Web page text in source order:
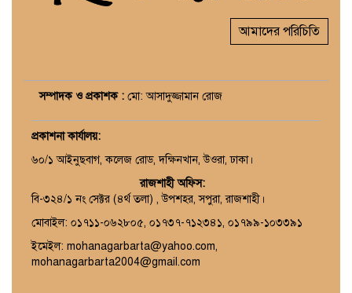
আমাদের পরিচিতি
সম্পাদক ও প্রকাশক : মো: আসাদুজ্জামান রোজ
প্রকাশনা কার্যালয়:
৬০/১ আইনুছবাগ, কলেজ রোড, দক্ষিনখান, উওরা, ঢাকা।
রাজশাহী অফিস:
বি-৩২৪/১ নং সেক্টর (৪র্থ তলা) , উপশহর, সপুরা, রাজশাহী।
মোবাইল: ০১৭১১-০৬২৮০৫, ০১৭৩৭-৭১২৩৪১, ০১৭৯৯-১০৩৩৯১
ইমেইল: mohanagarbarta@yahoo.com,
mohanagarbarta2004@gmail.com